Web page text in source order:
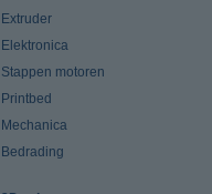
Extruder
Elektronica
Stappen motoren
Printbed
Mechanica
Bedrading